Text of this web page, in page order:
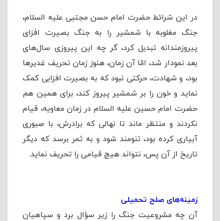
در این شرائط حضرت امام حسن مجتبی علیه السلام،
جنگ مغلوبه با شمشیر را به جنگ بصیرت افزای
پیروزمندانه تبدیل کرد، گر چه این پیروزی سال‌های
بعد نمودار شد، امّا آن زمان، هنوز زمان تحریف غدیرها
بود، و شهادت، حرکتی نبود که به بصیرت افزایی کمک
نماید و خون را بر شمشیر پیروز کند، برای همین هم
حضرت امام حسین علیه السلام در زمان معاویه، قیام
نکردند و منتظر ماند تا نهالی که برادرش، با صبوری
آبیاری کرده بود، تنومند شود و به ثمر برسد که دیگر
تاریخ از آن پس، نتواند هیچ قیامی را تحریف نماید.
زمینه‌های صلح تحمیلی
آن چه مشروعیت جنگ را زیر سؤال ‌برد و سپاهیان